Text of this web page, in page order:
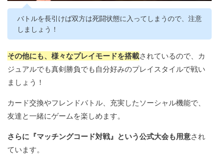
バトルを長引けば双方は死闘状態に入ってしまうので、注意
しましょう！
その他にも、様々なプレイモードを搭載されているので、カ
ジュアルでも真剣勝負でも自分好みのプレイスタイルで戦い
ましょう！
カード交換やフレンドバトル、充実したソーシャル機能で、
友達と一緒にゲームを楽しめます。
さらに『マッチングコード対戦』という公式大会も用意され
ています。